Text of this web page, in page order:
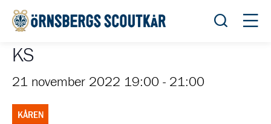
Öppna
KS
21 november 2022 19:00 - 21:00
KÅREN